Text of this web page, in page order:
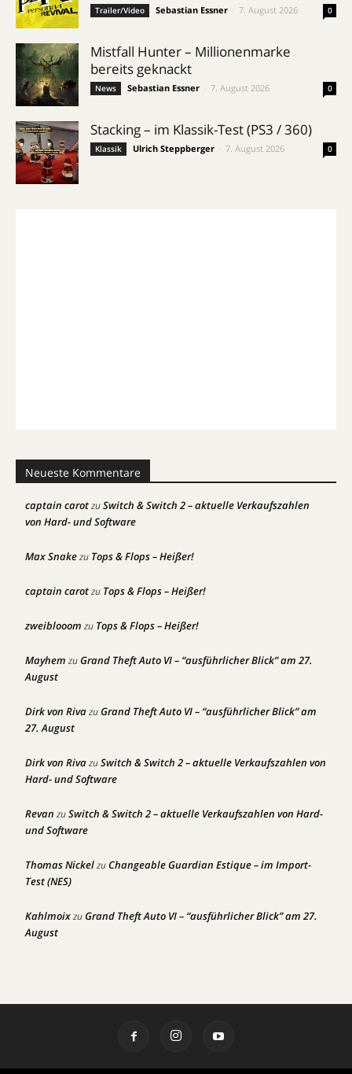
Trailer/Video Sebastian Essner 7. August 2026 0
Mistfall Hunter – Millionenmarke
bereits geknackt
News Sebastian Essner 7. August 2026 0
Stacking – im Klassik-Test (PS3 / 360)
Klassik Ulrich Steppberger 7. August 2026 0
Neueste Kommentare
captain carotzuSwitch & Switch 2 – aktuelle Verkaufszahlen
von Hard- und Software
Max Snakezu Tops & Flops – Heißer!
captain carotzu Tops & Flops – Heißer!
zweiblooom zu Tops & Flops – Heißer!
Mayhem zuGrand Theft Auto VI – “ausführlicher Blick” am 27.
August
Dirk von RivazuGrand Theft Auto VI – “ausführlicher Blick” am
27. August
Dirk von RivazuSwitch & Switch 2 – aktuelle Verkaufszahlen von
Hard- und Software
Revan zuSwitch & Switch 2 – aktuelle Verkaufszahlen von Hard-
und Software
Thomas NickelzuChangeable Guardian Estique – im Import-
Test (NES)
KahlmoixzuGrand Theft Auto VI – “ausführlicher Blick” am 27.
August